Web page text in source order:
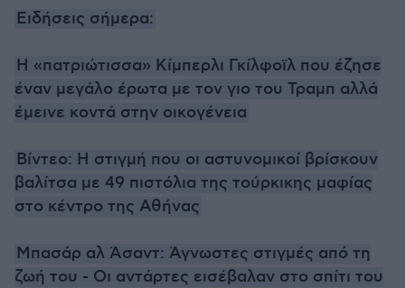
Ειδήσεις σήμερα:
Η «πατριώτισσα» Κίμπερλι Γκίλφοϊλ που έζησε
έναν μεγάλο έρωτα με τον γιο του Τραμπ αλλά
έμεινε κοντά στην οικογένεια
Βίντεο: Η στιγμή που οι αστυνομικοί βρίσκουν
βαλίτσα με 49 πιστόλια της τούρκικης μαφίας
στο κέντρο της Αθήνας
Μπασάρ αλ Άσαντ: Άγνωστες στιγμές από τη
ζωή του - Οι αντάρτες εισέβαλαν στο σπίτι του